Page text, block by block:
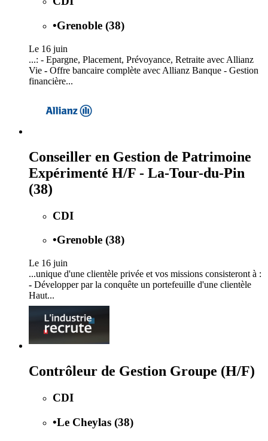
•Grenoble (38)
Le 16 juin
...: - Epargne, Placement, Prévoyance, Retraite avec Allianz
Vie - Offre bancaire complète avec Allianz Banque - Gestion
financière...
Conseiller en Gestion de Patrimoine
Expérimenté H/F - La-Tour-du-Pin
(38)
CDI
•Grenoble (38)
Le 16 juin
...unique d'une clientèle privée et vos missions consisteront à :
- Développer par la conquête un portefeuille d'une clientèle
Haut...
Contrôleur de Gestion Groupe (H/F)
CDI
•Le Cheylas (38)